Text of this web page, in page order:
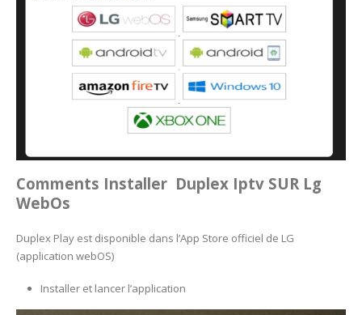
Comments Installer Duplex Iptv SUR Lg
WebOs
Duplex Play est disponible dans l’App Store officiel de LG
(application webOS)
Installer et lancer l’application